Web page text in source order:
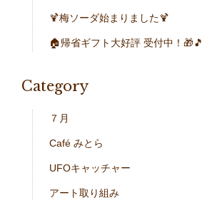
🍹梅ソーダ始まりました🍹
🏠帰省ギフト大好評 受付中！🎁🎵
Category
７月
Café みとら
UFOキャッチャー
アート取り組み